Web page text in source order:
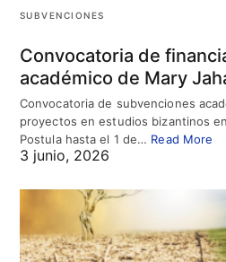
SUBVENCIONES
Convocatoria de
académico de Mary
Convocatoria de subvenciones
proyectos en estudios bizantinos
Postula hasta el 1 de… Read More
3 junio, 2026